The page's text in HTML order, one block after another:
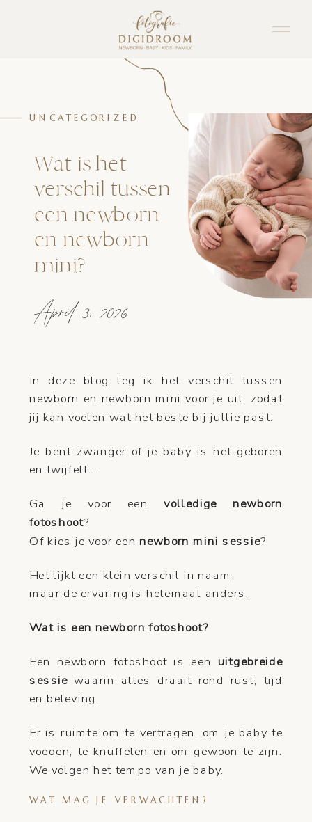
April 3, 2026
Wat is het
verschil tussen
een newborn
en newborn
mini?
UNCATEGORIZED
In deze blog leg ik het verschil tussen
newborn en newborn mini voor je uit, zodat
jij kan voelen wat het beste bij jullie past.
Je bent zwanger of je baby is net geboren
en twijfelt…
Ga je voor eenvolledige newborn
fotoshoot?
Of kies je voor eennewborn mini sessie?
Het lijkt een klein verschil in naam,
maar de ervaring is helemaal anders.
Wat is een newborn fotoshoot?
Een newborn fotoshoot is een uitgebreide
sessie waarin alles draait rond rust, tijd
en beleving.
Er is ruimte om te vertragen, om je baby te
voeden, te knuffelen en om gewoon te zijn.
We volgen het tempo van je baby.
WAT MAG JE VERWACHTEN?